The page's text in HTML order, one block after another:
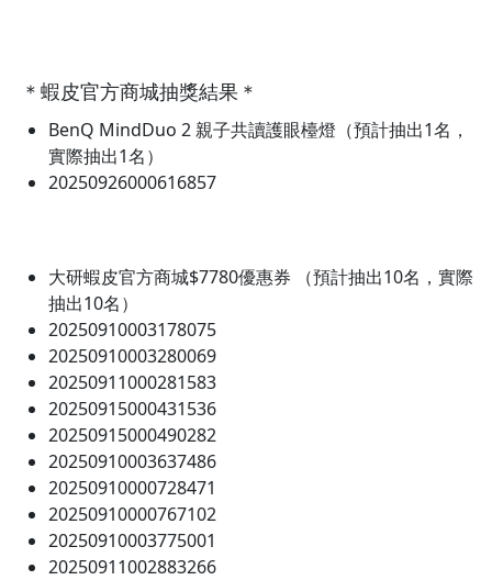
＊蝦皮官方商城抽獎結果＊
BenQ MindDuo 2 親子共讀護眼檯燈（預計抽出1名，
實際抽出1名）
20250926000616857
大研蝦皮官方商城$7780優惠券 （預計抽出10名，實際
抽出10名）
20250910003178075
20250910003280069
20250911000281583
20250915000431536
20250915000490282
20250910003637486
20250910000728471
20250910000767102
20250910003775001
20250911002883266